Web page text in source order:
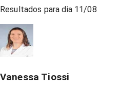
Resultados para dia 11/08
Vanessa Tiossi